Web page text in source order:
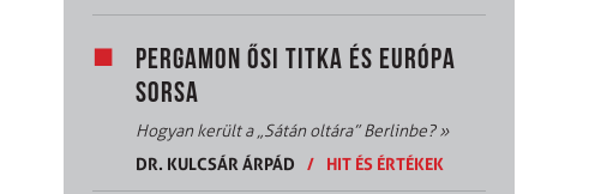
PERGAMON ŐSI TITKA ÉS EURÓPA
SORSA
Hogyan került a „Sátán oltára” Berlinbe?»
DR. KULCSÁR ÁRPÁD
/ HIT ÉS ÉRTÉKEK